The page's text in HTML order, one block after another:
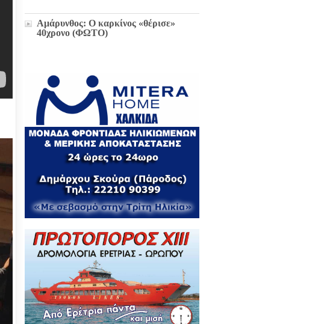
Αμάρυνθος: Ο καρκίνος «θέρισε»
40χρονο (ΦΩΤΟ)
παρελθόν και μέλλον / Αποκλειστικά
στο EviaZoom.gr: Η ένορκη κατάθεση
πρώην Εισαγγελέα Χαλκίδας:
«Διεφθαρμένοι στη Χαλκίδα όλοι οι
διοικούντες δημόσιοι λειτουργοί...»
(ΕΓΓΡΑΦΑ)
Μετά την Χαλκίδα έμεινε χωρίς νερό
έκτακτης βλάβης...
Ζωή Κωνσταντοπούλου για σκάνδαλο
υποκλοπών: «Να κληθεί ο Εισαγγελέας
του Αρείου Πάγου Κ. Τζαβέλλας στην
Επιτροπή Θεσμών και Διαφάνειας της
Βουλής»
Τουρκικά ΜΜΕ: Συναγερμός και
τρόμος σε Ελλάδα και Ισραήλ για τον
νέο Τουρκικό υπερσύχρονο βαλιστικό
πύραυλο με βεληνεκές 6.000 χιλιομέτρα
(ΦΩΤΟ & ΒΙΝΤΕΟ)